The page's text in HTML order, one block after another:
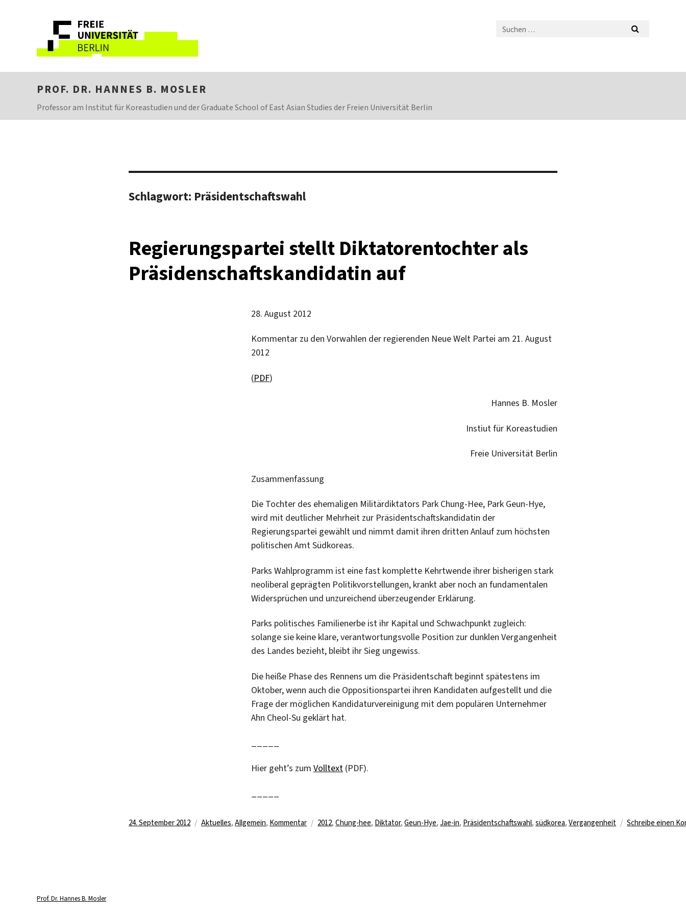
PROF. DR. HANNES B. MOSLER
Professor am Institut für Koreastudien und der Graduate School of East Asian Studies der Freien Universität Berlin
Schlagwort: Präsidentschaftswahl
Regierungspartei stellt Diktatorentochter als
Präsidenschaftskandidatin auf
28. August 2012
Kommentar zu den Vorwahlen der regierenden Neue Welt Partei am 21. August
2012
(PDF)
Hannes B. Mosler
Instiut für Koreastudien
Freie Universität Berlin
Zusammenfassung
Die Tochter des ehemaligen Militärdiktators Park Chung-Hee, Park Geun-Hye,
wird mit deutlicher Mehrheit zur Präsidentschaftskandidatin der
Regierungspartei gewählt und nimmt damit ihren dritten Anlauf zum höchsten
politischen Amt Südkoreas.
Parks Wahlprogramm ist eine fast komplette Kehrtwende ihrer bisherigen stark
neoliberal geprägten Politikvorstellungen, krankt aber noch an fundamentalen
Widersprüchen und unzureichend überzeugender Erklärung.
Parks politisches Familienerbe ist ihr Kapital und Schwachpunkt zugleich:
solange sie keine klare, verantwortungsvolle Position zur dunklen Vergangenheit
des Landes bezieht, bleibt ihr Sieg ungewiss.
Die heiße Phase des Rennens um die Präsidentschaft beginnt spätestens im
Oktober, wenn auch die Oppositionspartei ihren Kandidaten aufgestellt und die
Frage der möglichen Kandidaturvereinigung mit dem populären Unternehmer
Ahn Cheol-Su geklärt hat.
Hier geht’s zum Volltext (PDF).
Veröffentlicht
24. September 2012 Kategorien
Aktuelles,Allgemein, Kommentar Schlagwörter
2012,Chung-hee, Diktator,Geun-Hye,Jae-in, Präsidentschaftswahl,südkorea,Vergangenheit Schreibe einen
Prof. Dr. Hannes B. Mosler